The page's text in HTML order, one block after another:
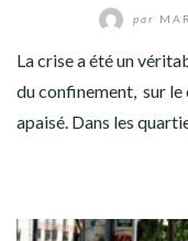
par
La crise a été un
du confinement, sur le
apaisé. Dans les